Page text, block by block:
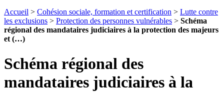
Accueil > Cohésion sociale, formation et certification > Lutte contre
les exclusions > Protection des personnes vulnérables > Schéma
régional des mandataires judiciaires à la protection des majeurs
et (…)
Schéma régional des
mandataires judiciaires à la